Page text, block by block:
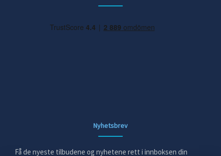
Nyhetsbrev
Få de nyeste tilbudene og nyhetene rett i innboksen din